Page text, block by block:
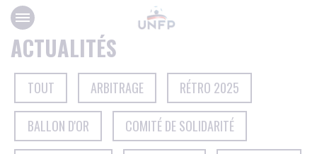
Panneau de gestion des cookies
ACTUALITÉS
TOUT ARBITRAGE RÉTRO 2025
BALLON D'OR COMITÉ DE SOLIDARITÉ